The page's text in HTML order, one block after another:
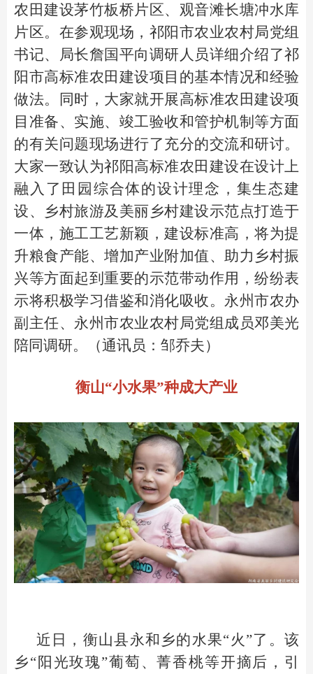
农田建设茅竹板桥片区、观音滩长塘冲水库
片区。在参观现场，祁阳市农业农村局党组
书记、局长詹国平向调研人员详细介绍了祁
阳市高标准农田建设项目的基本情况和经验
做法。同时，大家就开展高标准农田建设项
目准备、实施、竣工验收和管护机制等方面
的有关问题现场进行了充分的交流和研讨。
大家一致认为祁阳高标准农田建设在设计上
融入了田园综合体的设计理念，集生态建
设、乡村旅游及美丽乡村建设示范点打造于
一体，施工工艺新颖，建设标准高，将为提
升粮食产能、增加产业附加值、助力乡村振
兴等方面起到重要的示范带动作用，纷纷表
示将积极学习借鉴和消化吸收。永州市农办
副主任、永州市农业农村局党组成员邓美光
陪同调研。（通讯员：邹乔夫）
衡山“小水果”种成大产业
近日，衡山县永和乡的水果“火”了。该
乡“阳光玫瑰”葡萄、菁香桃等开摘后，引